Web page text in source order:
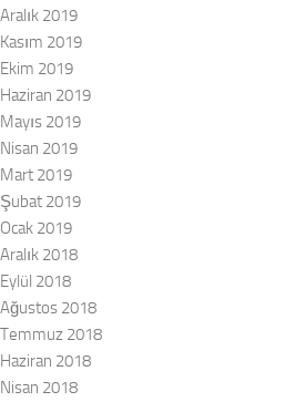
Aralık 2019
Kasım 2019
Ekim 2019
Haziran 2019
Mayıs 2019
Nisan 2019
Mart 2019
Şubat 2019
Ocak 2019
Aralık 2018
Eylül 2018
Ağustos 2018
Temmuz 2018
Haziran 2018
Nisan 2018